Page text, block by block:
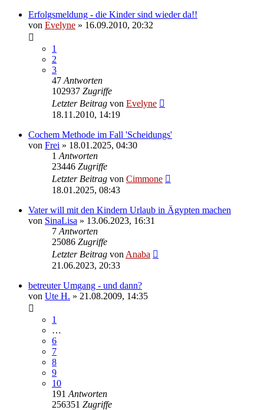
Erfolgsmeldung - die Kinder sind wieder da!!
von Evelyne » 16.09.2010, 20:32
1
2
3
47 Antworten
102937 Zugriffe
Letzter Beitrag von Evelyne
18.11.2010, 14:19
Cochem Methode im Fall 'Scheidungs'
von Frei » 18.01.2025, 04:30
1 Antworten
23446 Zugriffe
Letzter Beitrag von Cimmone
18.01.2025, 08:43
Vater will mit den Kindern Urlaub in Ägypten machen
von SinaLisa » 13.06.2023, 16:31
7 Antworten
25086 Zugriffe
Letzter Beitrag von Anaba
21.06.2023, 20:33
betreuter Umgang - und dann?
von Ute H. » 21.08.2009, 14:35
1
…
6
7
8
9
10
191 Antworten
256351 Zugriffe